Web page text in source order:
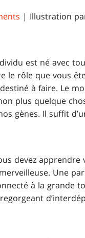
| Illustration
est né avec
le rôle que vous
à faire. Le
plus quelque
gènes. Il suffit
devez
Une
à la grande